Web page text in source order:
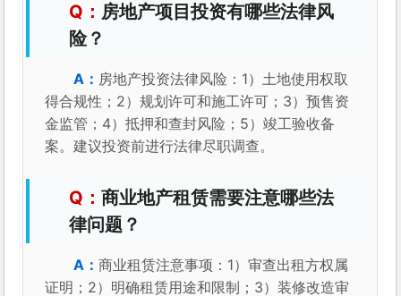
房地产项目投资有哪些法律风
险？
房地产投资法律风险：1）土地使用权取
得合规性；2）规划许可和施工许可；3）预售资
金监管；4）抵押和查封风险；5）竣工验收备
案。建议投资前进行法律尽职调查。
商业地产租赁需要注意哪些法
律问题？
商业租赁注意事项：1）审查出租方权属
证明；2）明确租赁用途和限制；3）装修改造审